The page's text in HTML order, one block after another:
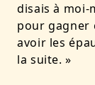
disais à moi-
pour gagner
avoir les
la suite. »